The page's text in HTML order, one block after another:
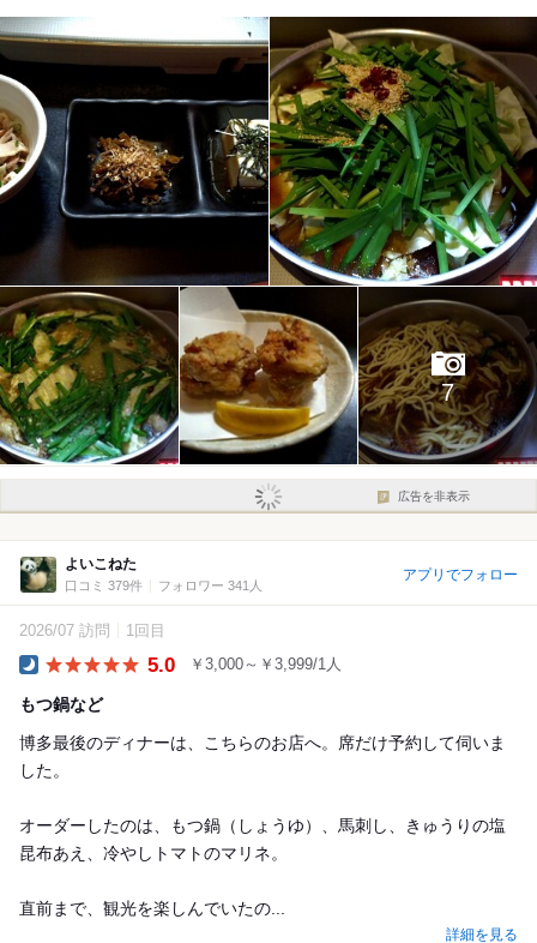
7
広告を非表示
よいこねた
口コミ 379件 フォロワー 341人
アプリでフォロー
2026/07 訪問 1回目
5.0 ￥3,000～￥3,999/1人
もつ鍋など
博多最後のディナーは、こちらのお店へ。席だけ予約して伺いま
した。
オーダーしたのは、もつ鍋（しょうゆ）、馬刺し、きゅうりの塩
昆布あえ、冷やしトマトのマリネ。
直前まで、観光を楽しんでいたの...
詳細を見る